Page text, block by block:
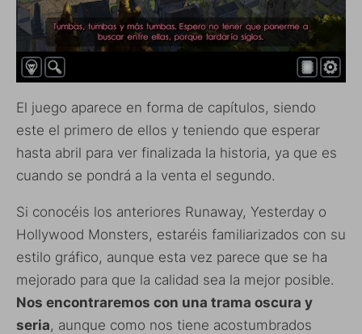
El juego aparece en forma de capítulos, siendo
este el primero de ellos y teniendo que esperar
hasta abril para ver finalizada la historia, ya que es
cuando se pondrá a la venta el segundo.
Si conocéis los anteriores Runaway, Yesterday o
Hollywood Monsters, estaréis familiarizados con su
estilo gráfico, aunque esta vez parece que se ha
mejorado para que la calidad sea la mejor posible.
Nos encontraremos con una trama oscura y
seria, aunque como nos tiene acostumbrados